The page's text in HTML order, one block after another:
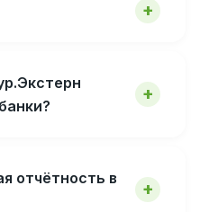
отчётность в